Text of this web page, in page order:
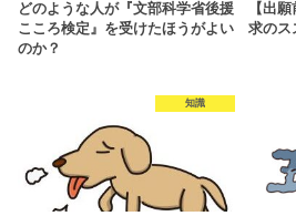
どのような人が『文部科学省後援
こころ検定』を受けたほうがよい
のか？
【出
求のス
知識